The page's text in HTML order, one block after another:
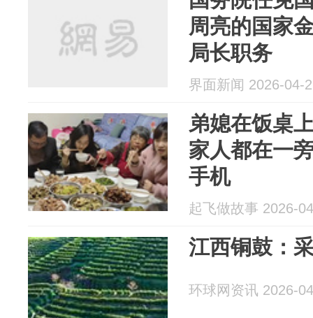
周亮的国家
局长职务
界面新闻 2026-04-
弟媳在饭桌
家人都在一
手机
起飞做故事 2026-
江西铜鼓：
环球网资讯 2026-